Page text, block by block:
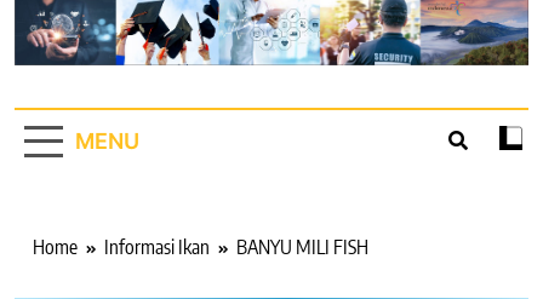
MENU
Home Informasi Ikan BANYU MILI FISH